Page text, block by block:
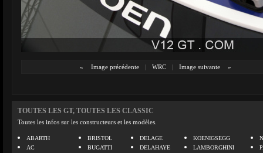
« Image précédente | WRC | Image suivante »
TOUTES LES GT, TOUTES LES CLASSIC
Toutes les infos sur les constructeurs et les modèles.
ABARTH
AC
BRISTOL
BUGATTI
DELAGE
DELAHAYE
KOENIGSEGG
LAMBORGHINI